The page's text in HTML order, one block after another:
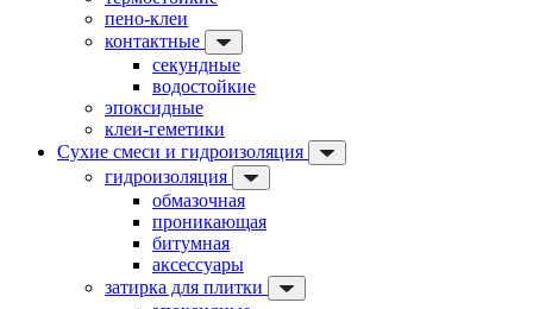
пено-клеи
контактные
секундные
водостойкие
эпоксидные
клеи-геметики
Сухие смеси и гидроизоляция
гидроизоляция
обмазочная
проникающая
битумная
аксессуары
затирка для плитки